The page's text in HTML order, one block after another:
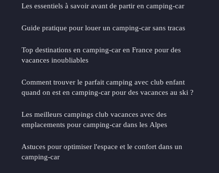
Les essentiels à savoir avant de partir en camping-car
Guide pratique pour louer un camping-car sans tracas
Top destinations en camping-car en France pour des
vacances inoubliables
Comment trouver le parfait camping avec club enfant
quand on est en camping-car pour des vacances au ski ?
Les meilleurs campings club vacances avec des
emplacements pour camping-car dans les Alpes
Astuces pour optimiser l'espace et le confort dans un
camping-car